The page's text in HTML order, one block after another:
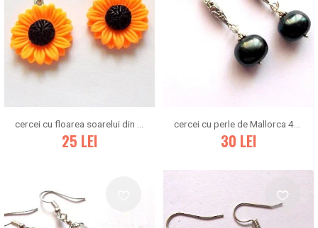
cercei cu floarea soarelui din rasina 47399
25 LEI
cercei cu perle de Mallorca 47565
30 LEI